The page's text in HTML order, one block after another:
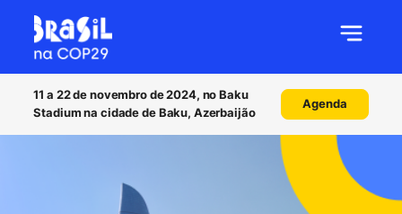
11 a 22 de novembro de 2024, no Baku
Stadium na cidade de Baku, Azerbaijão
Agenda